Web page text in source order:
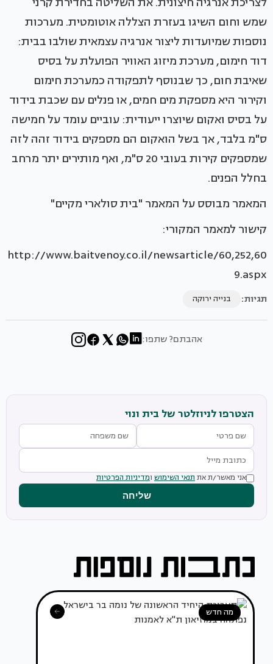
שמש וחום השיגו בעזרת הצללה אוטומטית. מערכות
נוספות שמיועדות ליצור אנרגיה עצמאית שולבו בבית:
דוד חימום, מערכת מיזוג האוויר הפועלת על בסיס
שאיבת חום, כך שבנוסף לתפקודה כמערכת חימום
וקירור היא מספקת מים חמים, או פנלים עם שכבת בידוד
על בסיס ואקום שיוצרו ייעודית: עוביים עומד על חמישה
ס"מ בלבד, אך בשל הואקום הם מספקים בידוד זהה לזה
שמספקים קירות בעובי 20 ס"מ, ואף מותירים יתר מרחב
בחלל הפנים.
המאמר מבוסס על המאמר "בית סולארי מקיים"
קישור למאמר המקורי:
http://www.baitvenoy.co.il/newsarticle/60,252,60
9.aspx
תגיות: בנייה ירוקה
אהבתם? שתפו:
הצטרפו לניוזלטר של בית ונוי
אני מאשר/ת את תנאי השימוש ומדיניות הפרטיות
שליחה
מה חדש